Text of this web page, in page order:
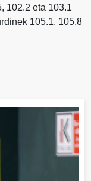
102.2 eta 103.1
105.1, 105.8